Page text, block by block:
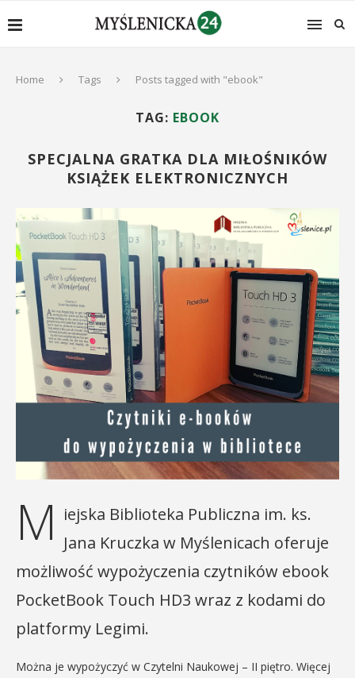
Home Tags Posts tagged with "ebook"
TAG: EBOOK
SPECJALNA GRATKA DLA MIŁOŚNIKÓW
KSIĄŻEK ELEKTRONICZNYCH
M iejska Biblioteka Publiczna im. ks.
Jana Kruczka w Myślenicach oferuje
możliwość wypożyczenia czytników ebook
PocketBook Touch HD3 wraz z kodami do
platformy Legimi.
Można je wypożyczyć w Czytelni Naukowej – II piętro. Więcej